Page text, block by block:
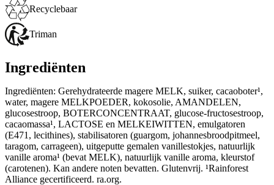
Recyclebaar
Triman
Ingrediënten
Ingrediënten: Gerehydrateerde magere MELK, suiker, cacaoboter¹,
water, magere MELKPOEDER, kokosolie, AMANDELEN,
glucosestroop, BOTERCONCENTRAAT, glucose-fructosestroop,
cacaomassa¹, LACTOSE en MELKEIWITTEN, emulgatoren
(E471, lecithines), stabilisatoren (guargom, johannesbroodpitmeel,
taragom, carrageen), uitgeputte gemalen vanillestokjes, natuurlijk
vanille aroma¹ (bevat MELK), natuurlijk vanille aroma, kleurstof
(carotenen). Kan andere noten bevatten. Glutenvrij. ¹Rainforest
Alliance gecertificeerd. ra.org.